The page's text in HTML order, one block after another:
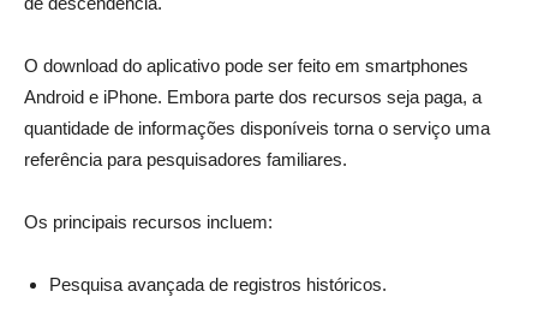
O download do aplicativo pode ser feito em smartphones
Android e iPhone. Embora parte dos recursos seja paga, a
quantidade de informações disponíveis torna o serviço uma
referência para pesquisadores familiares.
Os principais recursos incluem:
Pesquisa avançada de registros históricos.